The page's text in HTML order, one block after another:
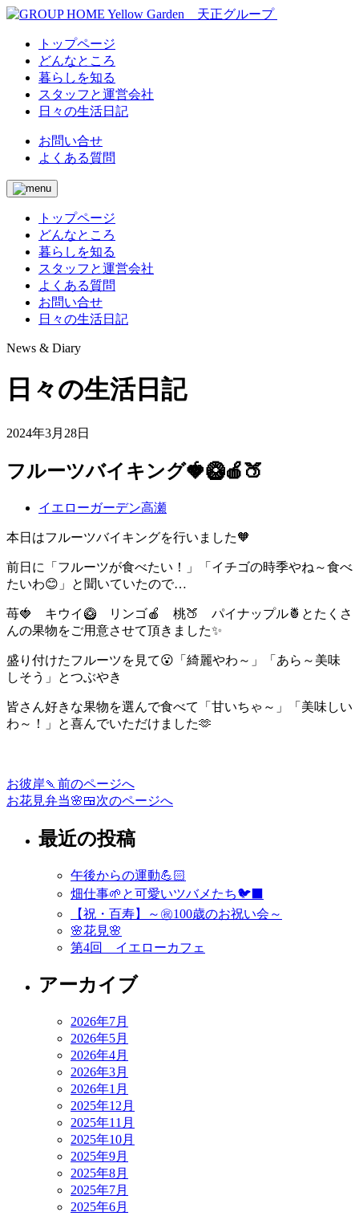
トップページ
どんなところ
暮らしを知る
スタッフと運営会社
日々の生活日記
お問い合せ
よくある質問
トップページ
どんなところ
暮らしを知る
スタッフと運営会社
よくある質問
お問い合せ
日々の生活日記
News & Diary
日々の生活日記
2024年3月28日
フルーツバイキング🍓🥝🍎🍑
イエローガーデン高瀬
本日はフルーツバイキングを行いました🧡
前日に「フルーツが食べたい！」「イチゴの時季やね～食べ
たいわ😊」と聞いていたので…
苺🍓 キウイ🥝 リンゴ🍎 桃🍑 パイナップル🍍とたくさ
んの果物をご用意させて頂きました✨
盛り付けたフルーツを見て😮「綺麗やわ～」「あら～美味
しそう」とつぶやき
皆さん好きな果物を選んで食べて「甘いちゃ～」「美味しい
わ～！」と喜んでいただけました🫶
投
稿
お彼岸🍡 前のページへ
お花見弁当🌸🍱次のページへ
最近の投稿
午後からの運動💪🏻
畑仕事🌱と可愛いツバメたち🐦‍⬛
【祝・百寿】～㊗️100歳のお祝い会～
🌸花見🌸
第4回 イエローカフェ
アーカイブ
2026年7月
2026年5月
2026年4月
2026年3月
2026年1月
2025年12月
2025年11月
2025年10月
2025年9月
2025年8月
2025年7月
2025年6月